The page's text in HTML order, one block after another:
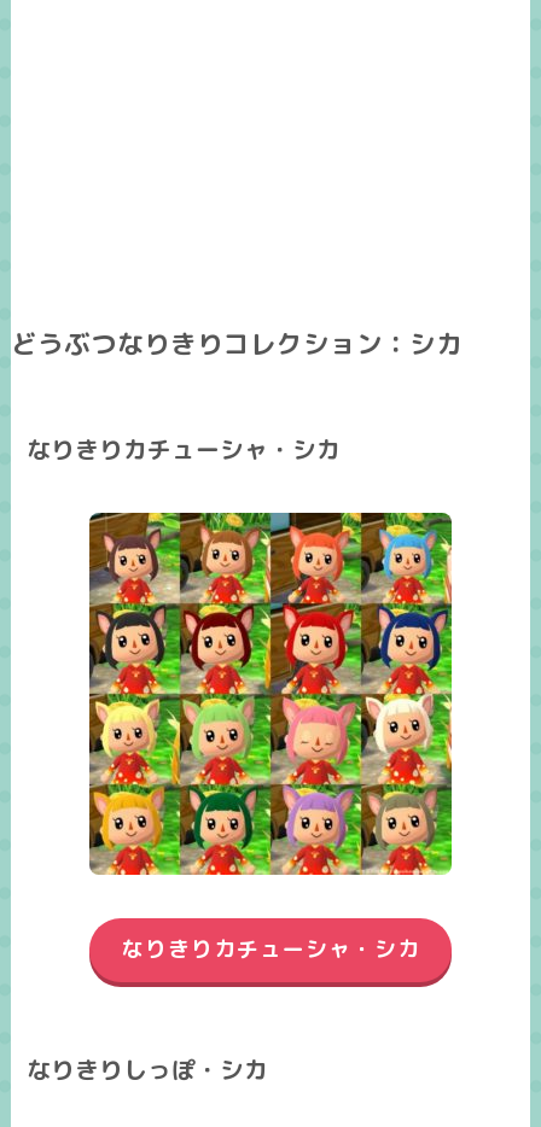
どうぶつなりきりコレクション：シカ
なりきりカチューシャ・シカ
なりきりカチューシャ・シカ
なりきりしっぽ・シカ